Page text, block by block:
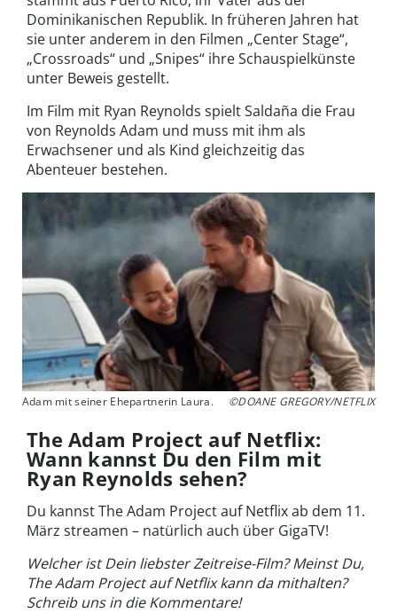
Dominikanischen Republik. In früheren Jahren hat
sie unter anderem in den Filmen „Center Stage“,
„Crossroads“ und „Snipes“ ihre Schauspielkünste
unter Beweis gestellt.
Im Film mit Ryan Reynolds spielt Saldaña die Frau
von Reynolds Adam und muss mit ihm als
Erwachsener und als Kind gleichzeitig das
Abenteuer bestehen.
Adam mit seiner Ehepartnerin Laura. ©DOANE GREGORY/NETFLIX
The Adam Project auf Netflix:
Wann kannst Du den Film mit
Ryan Reynolds sehen?
Du kannst The Adam Project auf Netflix ab dem 11.
März streamen – natürlich auch über GigaTV!
Welcher ist Dein liebster Zeitreise-Film? Meinst Du,
The Adam Project auf Netflix kann da mithalten?
Schreib uns in die Kommentare!